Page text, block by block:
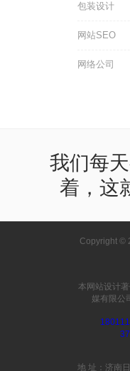
包装设计
网站SEO
网络公司
我们每
着，这
Copyright ©
本网站设计
媒有限公
地 址：济南